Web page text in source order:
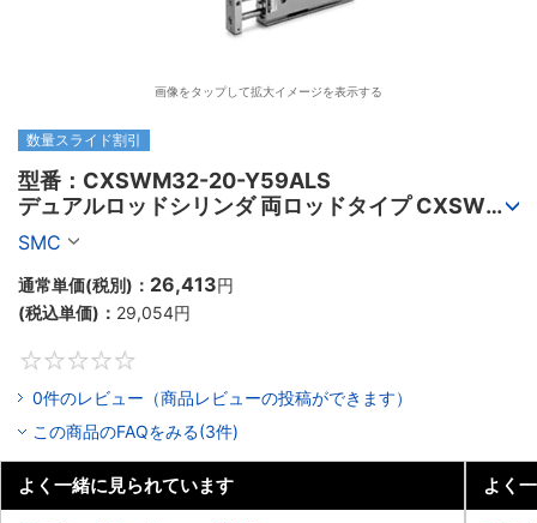
画像をタップして拡大イメージを表示する
数量スライド割引
型番：CXSWM32-20-Y59ALS
デュアルロッドシリンダ 両ロッドタイプ CXSWシ
リーズ
SMC
通常単価(税別)： 26,413円
(税込単価)： 29,054円
0件のレビュー（商品レビューの投稿ができます）
この商品のFAQをみる(3件)
よく一緒に見られています よく